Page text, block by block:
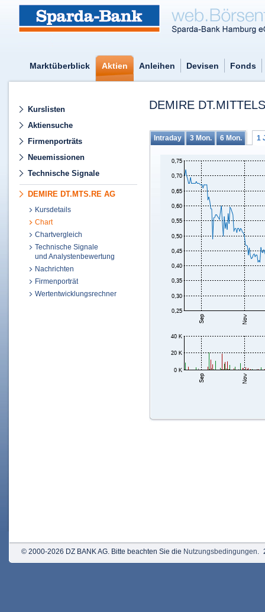
Marktüberblick Aktien Anleihen Devisen Fonds
Kurslisten
Aktiensuche
Firmenporträts
Neuemissionen
Technische Signale
DEMIRE DT.MTS.RE AG
Kursdetails
Chart
Chartvergleich
Technische Signale
und Analystenbewertung
Nachrichten
Firmenporträt
Wertentwicklungsrechner
DEMIRE
Intraday 3 Mon. 6 Mon. 1
© 2000-2026 DZ BANK AG. Bitte beachten Sie die Nutzungsbedingungen.